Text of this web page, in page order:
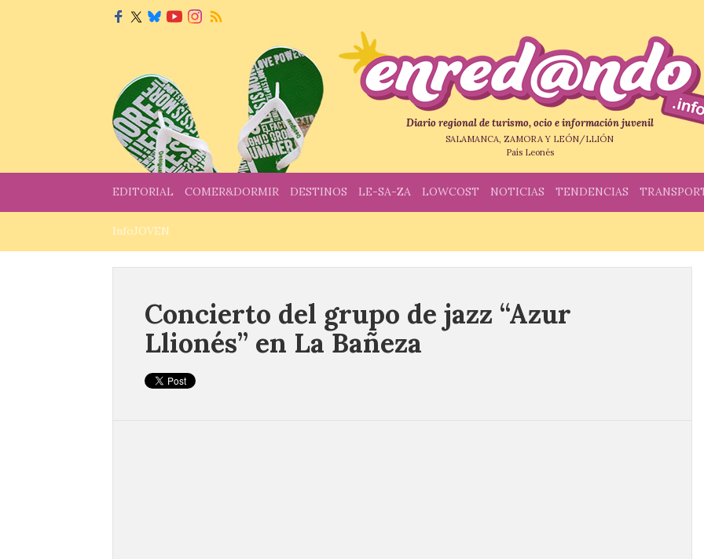
Diario regional de turismo, ocio e información juvenil
SALAMANCA, ZAMORA Y LEÓN/LLIÓN
País Leonés
EDITORIAL COMER&DORMIR DESTINOS LE-SA-ZA LOWCOST NOTICIAS TENDENCIAS
InfoJOVEN
Concierto del grupo de jazz “Azur
Llionés” en La Bañeza